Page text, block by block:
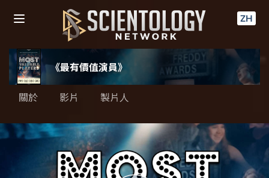
ZH
《最有價值演員》
關於 影片 製片人